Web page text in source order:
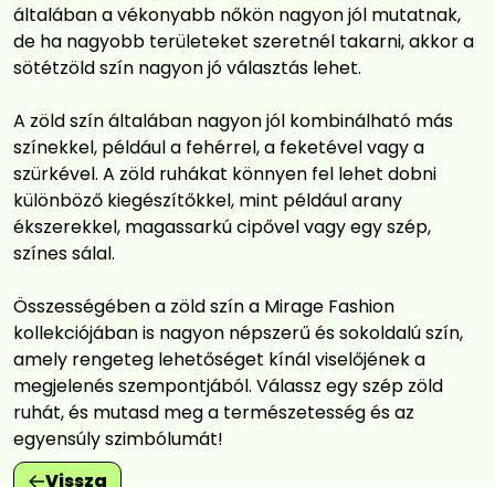
általában a vékonyabb nőkön nagyon jól mutatnak,
de ha nagyobb területeket szeretnél takarni, akkor a
sötétzöld szín nagyon jó választás lehet.
A zöld szín általában nagyon jól kombinálható más
színekkel, például a fehérrel, a feketével vagy a
szürkével. A zöld ruhákat könnyen fel lehet dobni
különböző kiegészítőkkel, mint például arany
ékszerekkel, magassarkú cipővel vagy egy szép,
színes sálal.
Összességében a zöld szín a Mirage Fashion
kollekciójában is nagyon népszerű és sokoldalú szín,
amely rengeteg lehetőséget kínál viselőjének a
megjelenés szempontjából. Válassz egy szép zöld
ruhát, és mutasd meg a természetesség és az
egyensúly szimbólumát!
Vissza